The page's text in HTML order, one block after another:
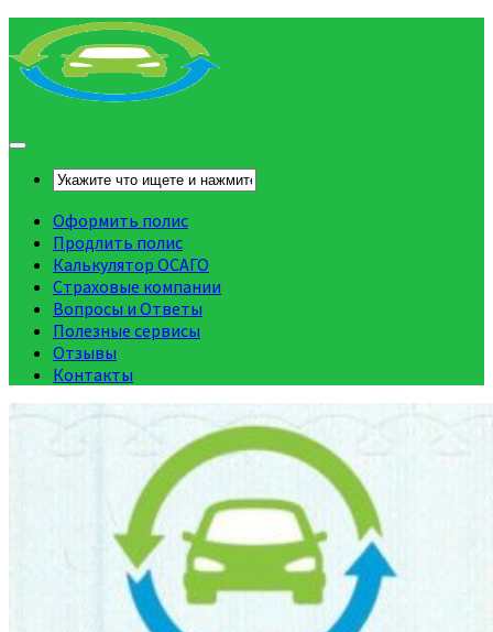
Оформить полис
Продлить полис
Калькулятор ОСАГО
Страховые компании
Вопросы и Ответы
Полезные сервисы
Отзывы
Контакты